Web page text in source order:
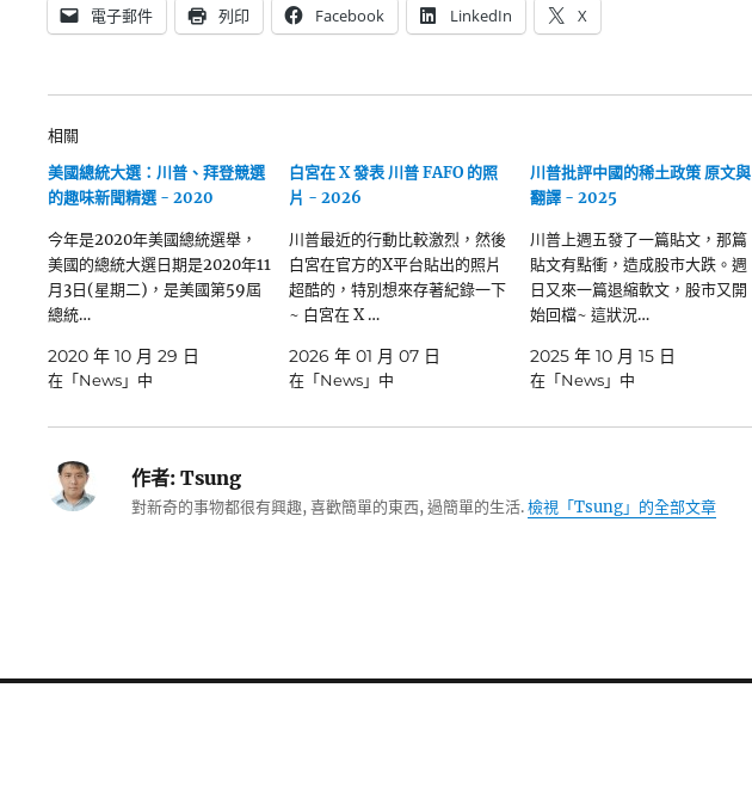
電子郵件 列印 Facebook LinkedIn X
相關
美國總統大選：川普、拜登競選
的趣味新聞精選 - 2020
今年是2020年美國總統選舉，
美國的總統大選日期是2020年11
月3日(星期二)，是美國第59屆
總統…
2020 年 10 月 29 日
在「News」中
白宮在 X 發表 川普 FAFO 的照
片 - 2026
川普最近的行動比較激烈，然後
白宮在官方的X平台貼出的照片
超酷的，特別想來存著紀錄一下
~ 白宮在 X …
2026 年 01 月 07 日
在「News」中
川普批評中國的稀土政策 原文與
翻譯 - 2025
川普上週五發了一篇貼文，那篇
貼文有點衝，造成股市大跌。週
日又來一篇退縮軟文，股市又開
始回檔~ 這狀況…
2025 年 10 月 15 日
在「News」中
作者:Tsung
對新奇的事物都很有興趣, 喜歡簡單的東西, 過簡單的生活.檢視「Tsung」的全部文章